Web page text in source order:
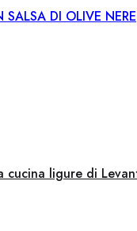
DI OLIVE NERE
cucina ligure di